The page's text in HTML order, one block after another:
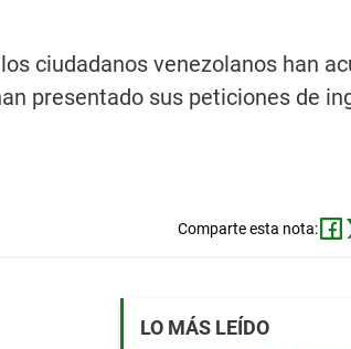
ciudadanos venezolanos han
presentado sus peticiones de
Comparte esta nota:
LO MÁS LEÍDO